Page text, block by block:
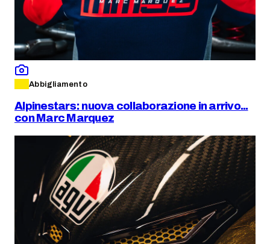
Abbigliamento
Alpinestars: nuova collaborazione in arrivo...
con Marc Marquez